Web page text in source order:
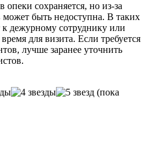
сохраняется, но из-за
может быть недоступна. В таких
дежурному сотруднику или
для визита. Если требуется
лучше заранее уточнить
(пока